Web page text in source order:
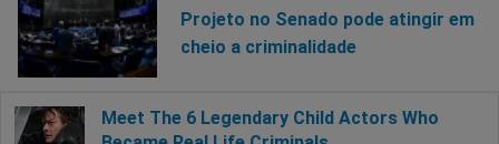
Projeto no Senado pode atingir em
cheio a criminalidade